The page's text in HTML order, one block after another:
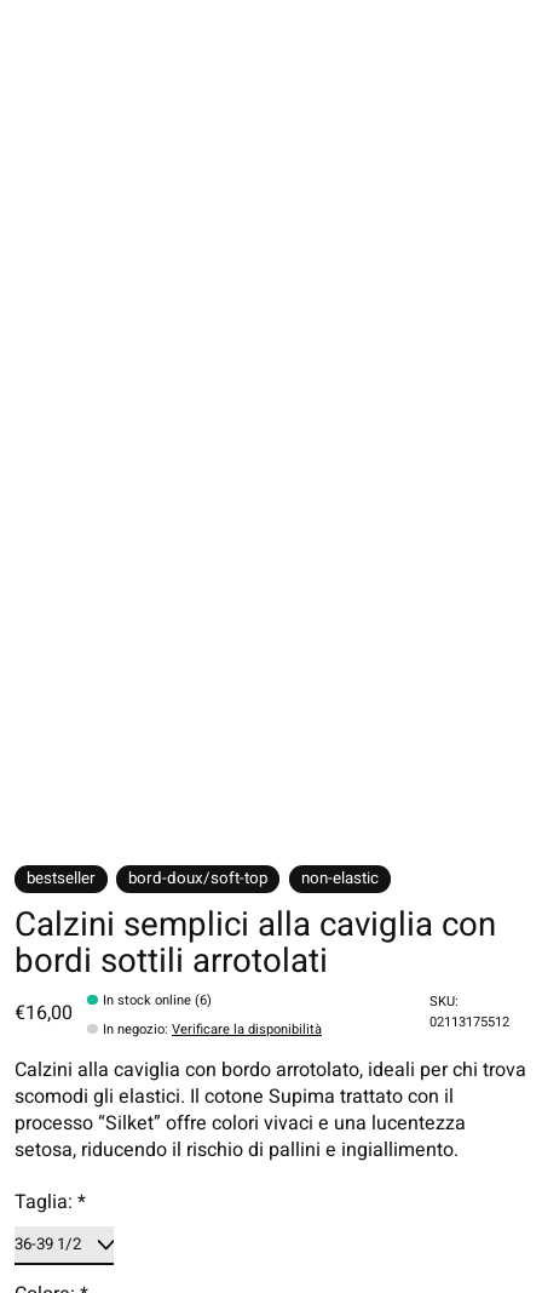
bestseller bord-doux/soft-top non-elastic
Calzini semplici alla caviglia con
bordi sottili arrotolati
€16,00
In stock online (6)
In negozio:Verificare la disponibilità
SKU:
02113175512
Calzini alla caviglia con bordo arrotolato, ideali per chi trova
scomodi gli elastici. Il cotone Supima trattato con il
processo “Silket” offre colori vivaci e una lucentezza
setosa, riducendo il rischio di pallini e ingiallimento.
Taglia: *